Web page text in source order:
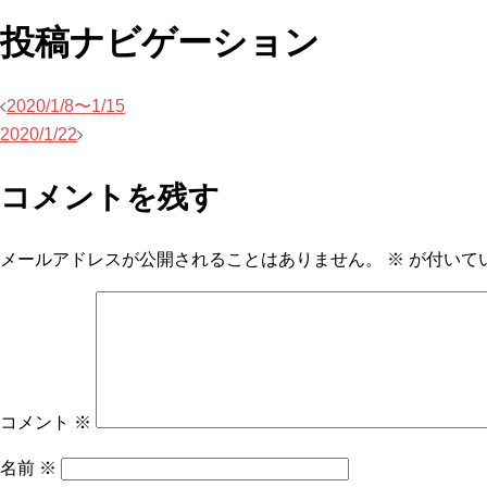
投稿ナビゲーション
2020/1/8〜1/15
2020/1/22
コメントを残す
メールアドレスが公開されることはありません。 ※ が付いて
コメント ※
名前 ※